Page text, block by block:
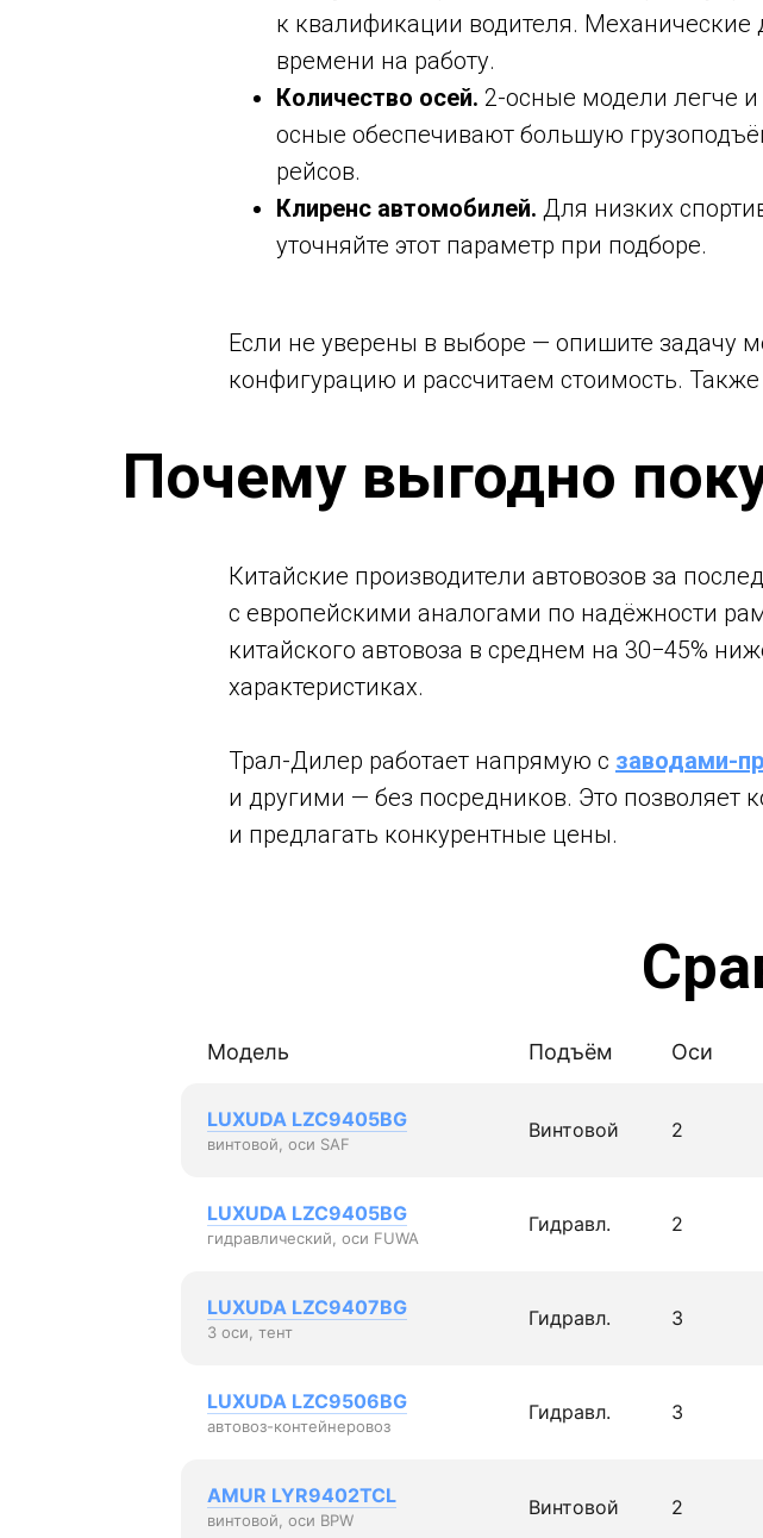
к квалификации водителя.
времени на работу.
Количество осей. 2-осные модели легче
осные обеспечивают большую
рейсов.
Клиренс автомобилей. Для низких
уточняйте этот параметр при подборе.
Если не уверены в выборе — опишите
конфигурацию и рассчитаем стоимость.
Почему выгодно
Китайские производители автовозов за
с европейскими аналогами по надёжности
китайского автовоза в среднем на 30−45%
характеристиках.
Трал-Дилер работает напрямую с заводами-
и другими — без посредников. Это позволяет
и предлагать конкурентные цены.
Модель Подъём Оси
LUXUDA LZC9405BG
винтовой, оси SAF
Винтовой 2
LUXUDA LZC9405BG
гидравлический, оси FUWA
Гидравл. 2
LUXUDA LZC9407BG
3 оси, тент
Гидравл. 3
LUXUDA LZC9506BG
автовоз-контейнеровоз
Гидравл. 3
AMUR LYR9402TCL
винтовой, оси BPW
Винтовой 2